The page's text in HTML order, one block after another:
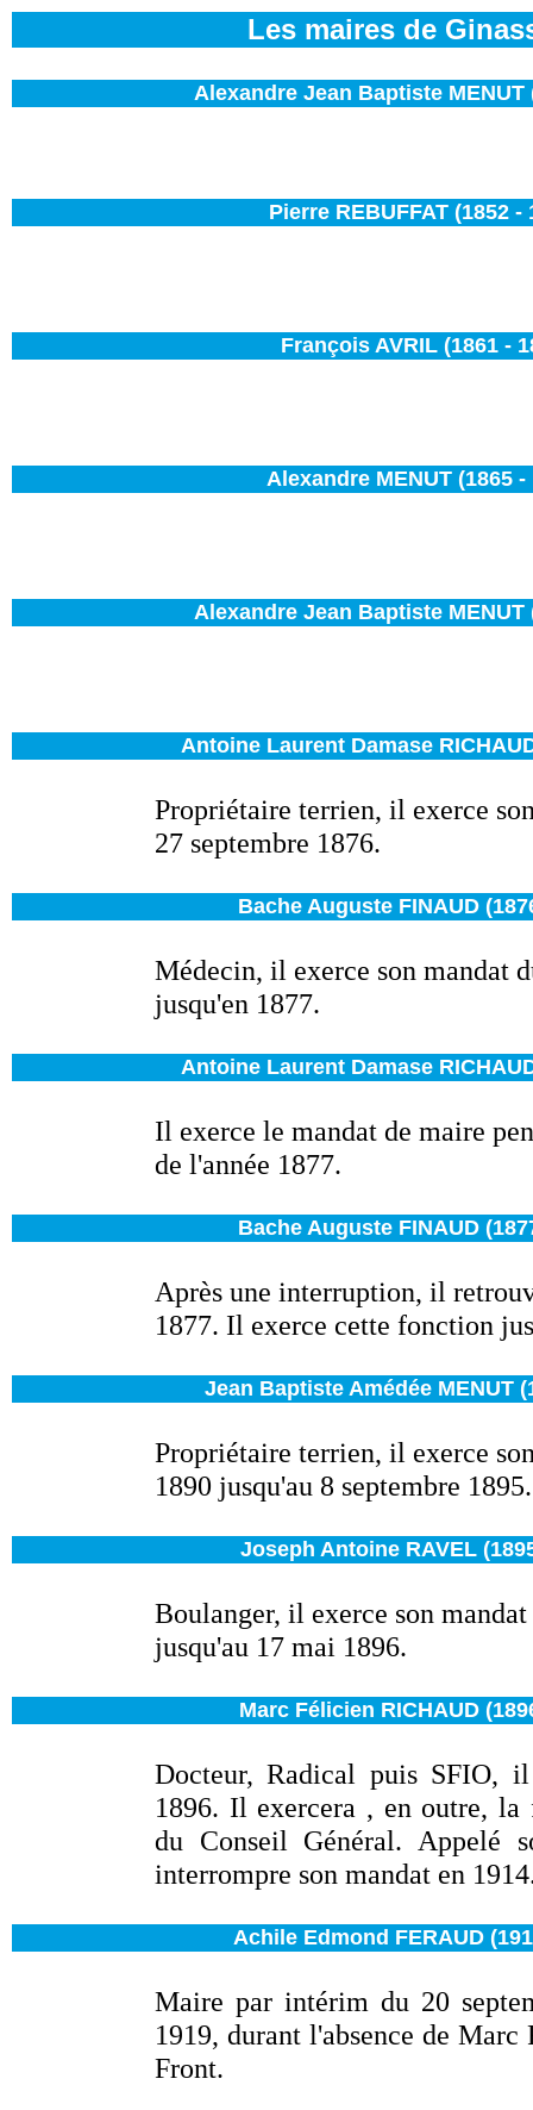
Les maires de
Alexandre Jean Baptiste MENUT
Pierre REBUFFAT (1852 -
François AVRIL (1861 -
Alexandre MENUT (1865 -
Alexandre Jean Baptiste MENUT
Antoine Laurent Damase
Propriétaire terrien, il exerce
27 septembre 1876.
Bache Auguste FINAUD
Médecin, il exerce son mandat
jusqu'en 1877.
Antoine Laurent Damase
Il exerce le mandat de maire
de l'année 1877.
Bache Auguste FINAUD
Après une interruption, il
1877. Il exerce cette fonction
Jean Baptiste Amédée MENUT
Propriétaire terrien, il exerce
1890 jusqu'au 8 septembre 1895.
Joseph Antoine RAVEL
Boulanger, il exerce son
jusqu'au 17 mai 1896.
Marc Félicien RICHAUD
Docteur, Radical puis SFIO,
1896. Il exercera , en outre,
du Conseil Général. Appelé
interrompre son mandat en
Achile Edmond FERAUD
Maire par intérim du 20
1919, durant l'absence de
Front.